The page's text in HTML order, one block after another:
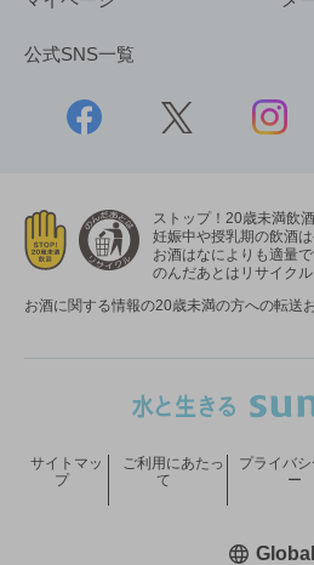
公式SNS一覧
ストップ！20歳未満飲
妊娠中や授乳期の飲酒は
お酒はなによりも適量で
のんだあとはリサイクル
お酒に関する情報の20歳未満の方への転送
サイトマッ
プ
ご利用にあたっ
て
プライバ
ー
Global